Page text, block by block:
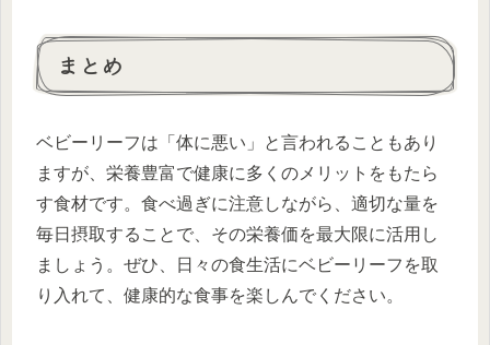
まとめ
ベビーリーフは「体に悪い」と言われることもあり
ますが、栄養豊富で健康に多くのメリットをもたら
す食材です。食べ過ぎに注意しながら、適切な量を
毎日摂取することで、その栄養価を最大限に活用し
ましょう。ぜひ、日々の食生活にベビーリーフを取
り入れて、健康的な食事を楽しんでください。